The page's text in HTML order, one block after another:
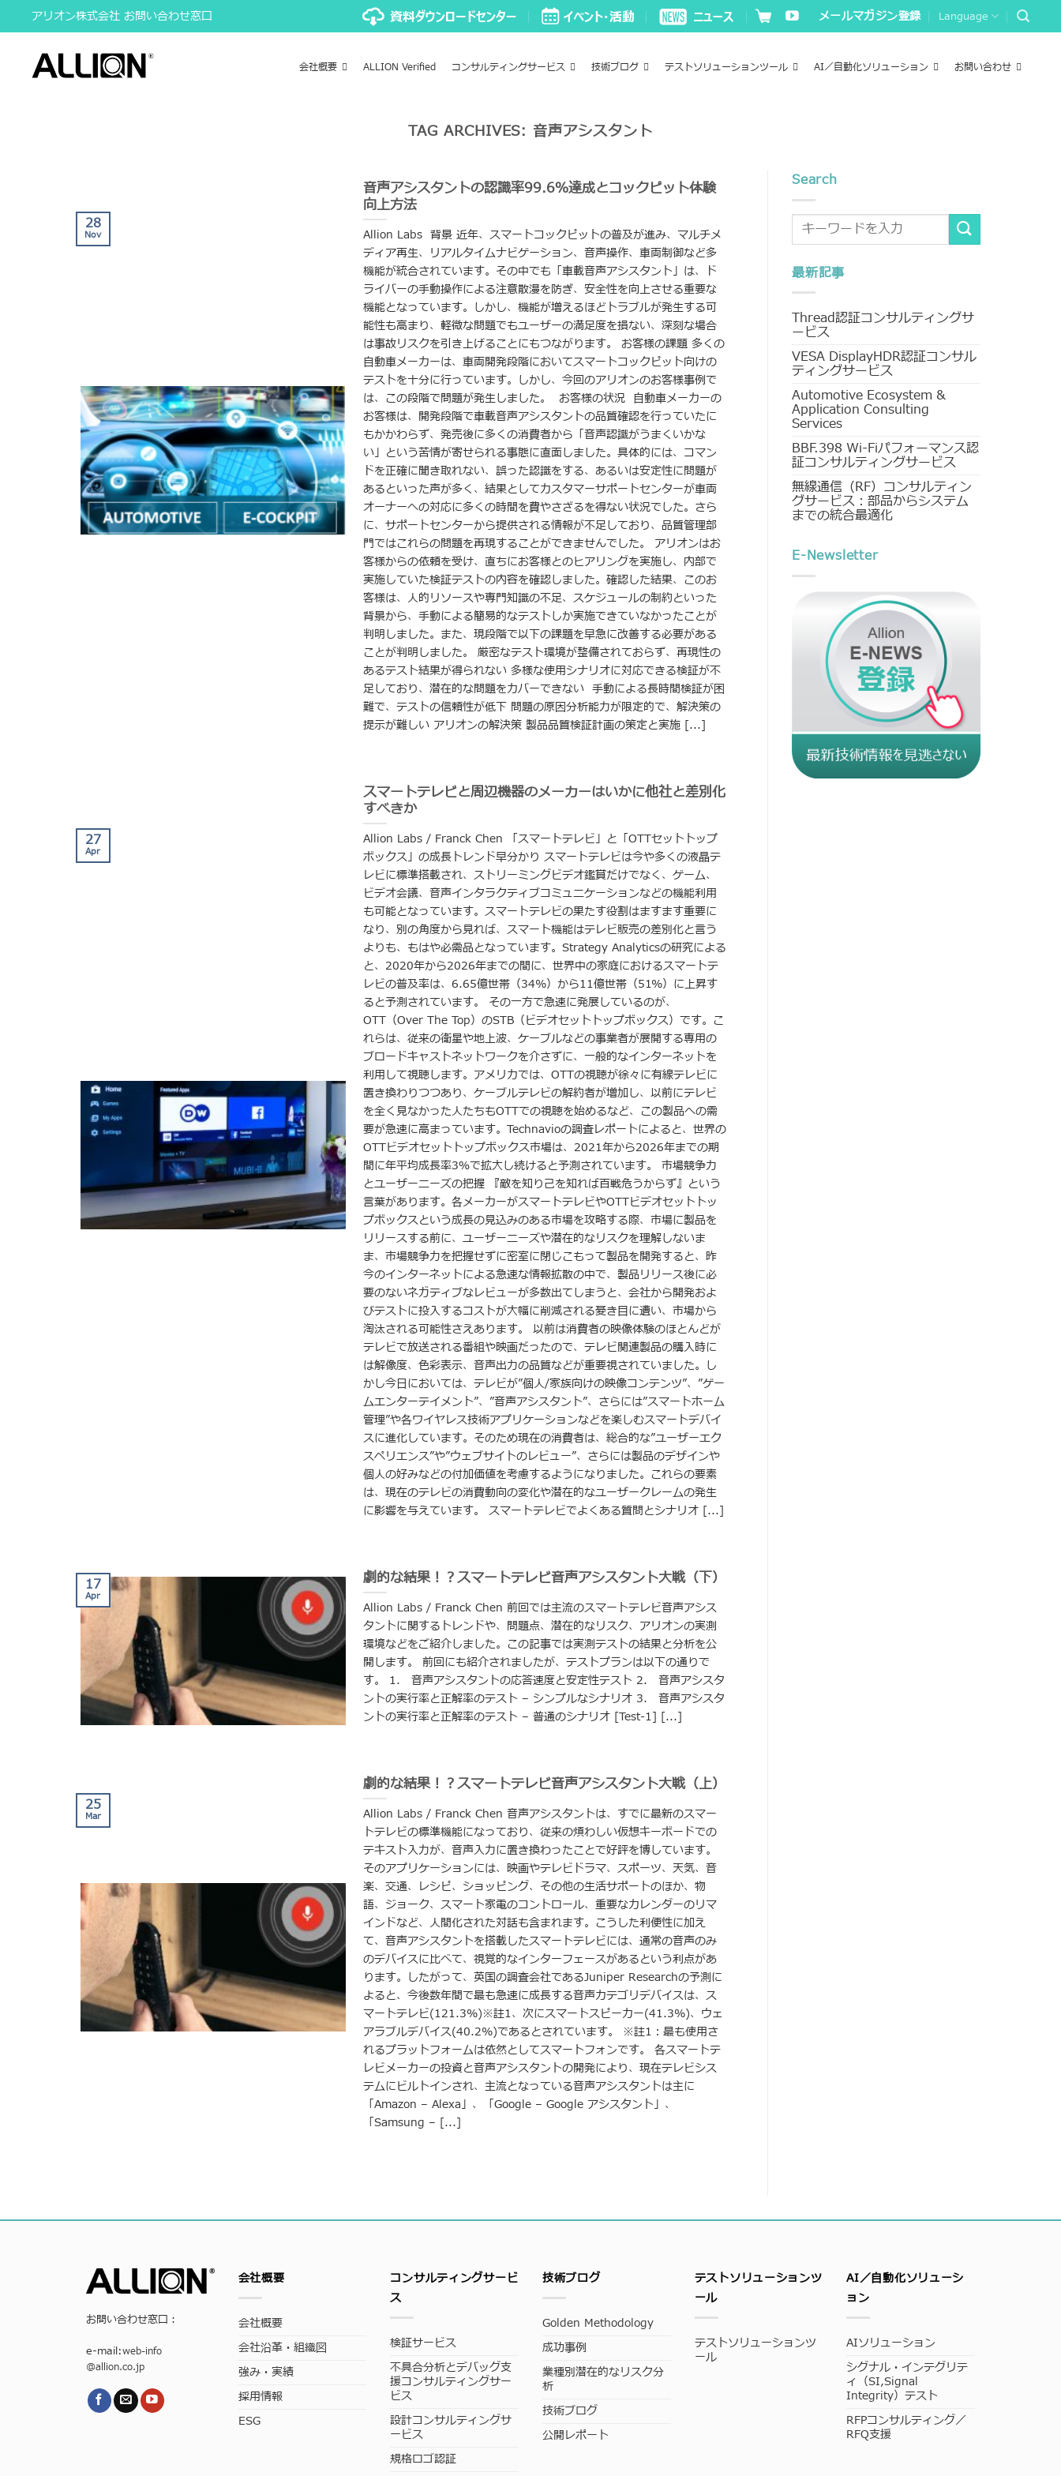
to
content
アリオン株式会社 お問い合わせ窓口 メールマガジン登録 Language
会社概要 ALLION Verified コンサルティングサービス 技術ブログ テストソリューションツール AI／自動化ソリューション お問い合わせ
TAG ARCHIVES: 音声アシスタント
音声アシスタントの認識率99.6％達成とコックピット体験
向上方法
Allion Labs 背景 近年、スマートコックピットの普及が進み、マルチメ
ディア再生、リアルタイムナビゲーション、音声操作、車両制御など多
機能が統合されています。その中でも「車載音声アシスタント」は、ド
ライバーの手動操作による注意散漫を防ぎ、安全性を向上させる重要な
機能となっています。しかし、機能が増えるほどトラブルが発生する可
能性も高まり、軽微な問題でもユーザーの満足度を損ない、深刻な場合
は事故リスクを引き上げることにもつながります。 お客様の課題 多くの
自動車メーカーは、車両開発段階においてスマートコックピット向けの
テストを十分に行っています。しかし、今回のアリオンのお客様事例で
は、この段階で問題が発生しました。 お客様の状況 自動車メーカーの
お客様は、開発段階で車載音声アシスタントの品質確認を行っていたに
もかかわらず、発売後に多くの消費者から「音声認識がうまくいかな
い」という苦情が寄せられる事態に直面しました。具体的には、コマン
ドを正確に聞き取れない、誤った認識をする、あるいは安定性に問題が
あるといった声が多く、結果としてカスタマーサポートセンターが車両
オーナーへの対応に多くの時間を費やさざるを得ない状況でした。さら
に、サポートセンターから提供される情報が不足しており、品質管理部
門ではこれらの問題を再現することができませんでした。 アリオンはお
客様からの依頼を受け、直ちにお客様とのヒアリングを実施し、内部で
実施していた検証テストの内容を確認しました。確認した結果、このお
客様は、人的リソースや専門知識の不足、スケジュールの制約といった
背景から、手動による簡易的なテストしか実施できていなかったことが
判明しました。また、現段階で以下の課題を早急に改善する必要がある
ことが判明しました。 厳密なテスト環境が整備されておらず、再現性の
あるテスト結果が得られない 多様な使用シナリオに対応できる検証が不
足しており、潜在的な問題をカバーできない 手動による長時間検証が困
難で、テストの信頼性が低下 問題の原因分析能力が限定的で、解決策の
提示が難しい アリオンの解決策 製品品質検証計画の策定と実施 [...]
28
Nov
スマートテレビと周辺機器のメーカーはいかに他社と差別化
すべきか
Allion Labs / Franck Chen 「スマートテレビ」と「OTTセットトップ
ボックス」の成長トレンド早分かり スマートテレビは今や多くの液晶テ
レビに標準搭載され、ストリーミングビデオ鑑賞だけでなく、ゲーム、
ビデオ会議、音声インタラクティブコミュニケーションなどの機能利用
も可能となっています。スマートテレビの果たす役割はますます重要に
なり、別の角度から見れば、スマート機能はテレビ販売の差別化と言う
よりも、もはや必需品となっています。Strategy Analyticsの研究による
と、2020年から2026年までの間に、世界中の家庭におけるスマートテ
レビの普及率は、6.65億世帯（34%）から11億世帯（51%）に上昇す
ると予測されています。 その一方で急速に発展しているのが、
OTT（Over The Top）のSTB（ビデオセットトップボックス）です。こ
れらは、従来の衛星や地上波、ケーブルなどの事業者が展開する専用の
ブロードキャストネットワークを介さずに、一般的なインターネットを
利用して視聴します。アメリカでは、OTTの視聴が徐々に有線テレビに
置き換わりつつあり、ケーブルテレビの解約者が増加し、以前にテレビ
を全く見なかった人たちもOTTでの視聴を始めるなど、この製品への需
要が急速に高まっています。Technavioの調査レポートによると、世界の
OTTビデオセットトップボックス市場は、2021年から2026年までの期
間に年平均成長率3％で拡大し続けると予測されています。 市場競争力
とユーザーニーズの把握 『敵を知り己を知れば百戦危うからず』という
言葉があります。各メーカーがスマートテレビやOTTビデオセットトッ
プボックスという成長の見込みのある市場を攻略する際、市場に製品を
リリースする前に、ユーザーニーズや潜在的なリスクを理解しないま
ま、市場競争力を把握せずに密室に閉じこもって製品を開発すると、昨
今のインターネットによる急速な情報拡散の中で、製品リリース後に必
要のないネガティブなレビューが多数出てしまうと、会社から開発およ
びテストに投入するコストが大幅に削減される憂き目に遭い、市場から
淘汰される可能性さえあります。 以前は消費者の映像体験のほとんどが
テレビで放送される番組や映画だったので、テレビ関連製品の購入時に
は解像度、色彩表示、音声出力の品質などが重要視されていました。し
かし今日においては、テレビが”個人/家族向けの映像コンテンツ”、”ゲー
ムエンターテイメント”、”音声アシスタント”、さらには”スマートホーム
管理”や各ワイヤレス技術アプリケーションなどを楽しむスマートデバイ
スに進化しています。そのため現在の消費者は、総合的な”ユーザーエク
スペリエンス”や”ウェブサイトのレビュー”、さらには製品のデザインや
個人の好みなどの付加価値を考慮するようになりました。これらの要素
は、現在のテレビの消費動向の変化や潜在的なユーザークレームの発生
に影響を与えています。 スマートテレビでよくある質問とシナリオ [...]
27
Apr
劇的な結果！？スマートテレビ音声アシスタント大戦（下）
Allion Labs / Franck Chen 前回では主流のスマートテレビ音声アシス
タントに関するトレンドや、問題点、潜在的なリスク、アリオンの実測
環境などをご紹介しました。この記事では実測テストの結果と分析を公
開します。 前回にも紹介されましたが、テストプランは以下の通りで
す。 1. 音声アシスタントの応答速度と安定性テスト 2. 音声アシスタ
ントの実行率と正解率のテスト – シンプルなシナリオ 3. 音声アシスタ
ントの実行率と正解率のテスト – 普通のシナリオ [Test-1] [...]
17
Apr
劇的な結果！？スマートテレビ音声アシスタント大戦（上）
Allion Labs / Franck Chen 音声アシスタントは、すでに最新のスマー
トテレビの標準機能になっており、従来の煩わしい仮想キーボードでの
テキスト入力が、音声入力に置き換わったことで好評を博しています。
そのアプリケーションには、映画やテレビドラマ、スポーツ、天気、音
楽、交通、レシピ、ショッピング、その他の生活サポートのほか、物
語、ジョーク、スマート家電のコントロール、重要なカレンダーのリマ
インドなど、人間化された対話も含まれます。こうした利便性に加え
て、音声アシスタントを搭載したスマートテレビには、通常の音声のみ
のデバイスに比べて、視覚的なインターフェースがあるという利点があ
ります。したがって、英国の調査会社であるJuniper Researchの予測に
よると、今後数年間で最も急速に成長する音声カテゴリデバイスは、ス
マートテレビ(121.3%)※註1、次にスマートスピーカー(41.3%)、ウェ
アラブルデバイス(40.2%)であるとされています。 ※註1：最も使用さ
れるプラ​​ットフォームは依然としてスマートフォンです。 各スマートテ
レビメーカーの投資と音声アシスタントの開発により、現在テレビシス
テムにビルトインされ、主流となっている音声アシスタントは主に
「Amazon – Alexa」、「Google – Google アシスタント」、
「Samsung – [...]
25
Mar
Search
最新記事
Thread認証コンサルティングサ
ービス
VESA DisplayHDR認証コンサル
ティングサービス
Automotive Ecosystem &
Application Consulting
Services
BBF.398 Wi-Fiパフォーマンス認
証コンサルティングサービス
無線通信（RF）コンサルティン
グサービス：部品からシステム
までの統合最適化
E-Newsletter
お問い合わせ窓口：
e-mail:web-info
@allion.co.jp
会社概要
会社概要
会社沿革・組織図
強み・実績
採用情報
ESG
コンサルティングサービ
ス
検証サービス
不具合分析とデバッグ支
援コンサルティングサー
ビス
設計コンサルティングサ
ービス
規格ロゴ認証
技術ブログ
Golden Methodology
成功事例
業種別潜在的なリスク分
析
技術ブログ
公開レポート
テストソリューションツ
ール
テストソリューションツ
ール
AI／自動化ソリューシ
ョン
AIソリューション
シグナル・インテグリテ
ィ（SI,Signal
Integrity）テスト
RFPコンサルティング／
RFQ支援